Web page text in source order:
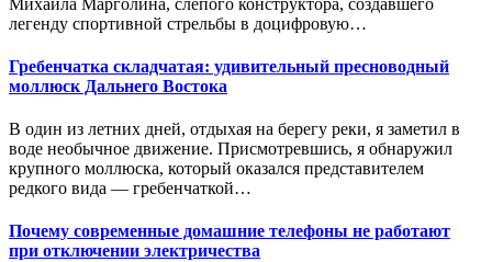
легенду спортивной стрельбы в доцифровую…
Гребенчатка складчатая: удивительный пресноводный
моллюск Дальнего Востока
В один из летних дней, отдыхая на берегу реки, я заметил в
воде необычное движение. Присмотревшись, я обнаружил
крупного моллюска, который оказался представителем
редкого вида — гребенчаткой…
Почему современные домашние телефоны не работают
при отключении электричества